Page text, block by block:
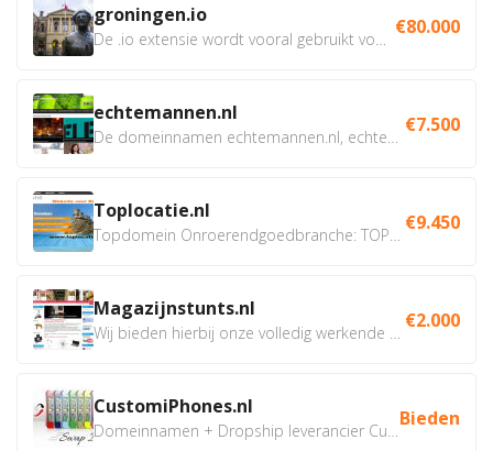
groningen.io €80.000
echtemannen.nl €7.500
Toplocatie.nl €9.450
Magazijnstunts.nl €2.000
CustomiPhones.nl Bieden